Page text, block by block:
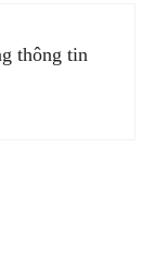
thông tin